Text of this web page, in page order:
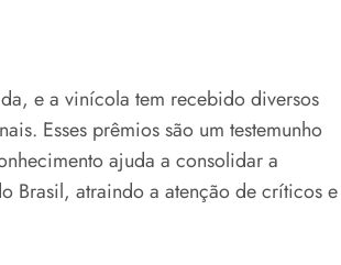
e a vinícola tem recebido diversos
Esses prêmios são um testemunho
ajuda a consolidar a
Brasil, atraindo a atenção de críticos e